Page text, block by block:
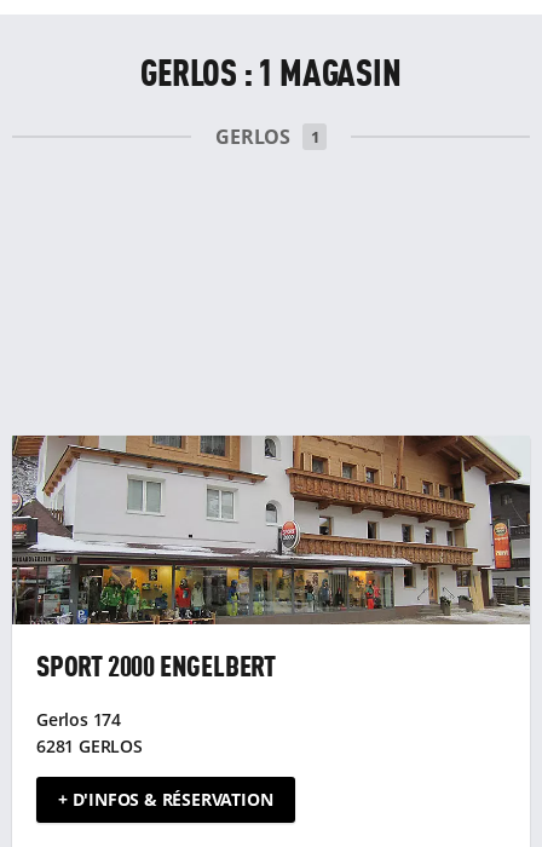
GERLOS : 1 MAGASIN
GERLOS 1
SPORT 2000 ENGELBERT
Gerlos 174
6281 GERLOS
+ D'INFOS & RÉSERVATION